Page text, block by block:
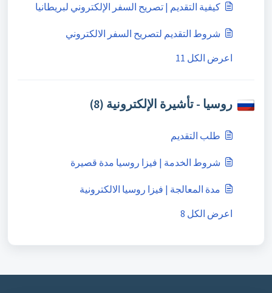
كيفية التقديم | تصريح السفر الإلكتروني لبريطانيا
شروط التقديم لتصريح السفر الالكتروني
اعرض الكل 11
روسيا - تأشيرة الإلكترونية (8)
طلب التقديم
شروط الخدمة | فيزا روسيا مدة قصيرة
مدة المعالجة | فيزا روسيا الالكترونية
اعرض الكل 8